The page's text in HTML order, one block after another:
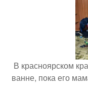
В красноярском
ванне, пока его